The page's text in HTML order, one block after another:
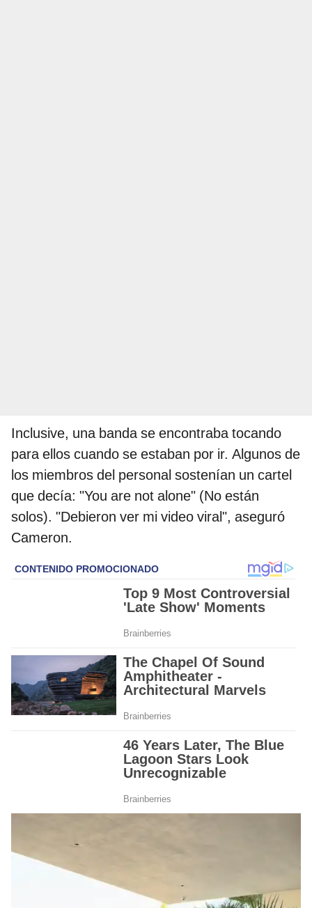
Inclusive, una banda se encontraba tocando
para ellos cuando se estaban por ir. Algunos de
los miembros del personal sostenían un cartel
que decía: "You are not alone" (No están
solos). "Debieron ver mi video viral", aseguró
Cameron.